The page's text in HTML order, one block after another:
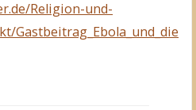
Religion-und-
Gastbeitrag_Ebola_und_die